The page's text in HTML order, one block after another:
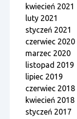
kwiecień 2021
luty 2021
styczeń 2021
czerwiec 2020
marzec 2020
listopad 2019
lipiec 2019
czerwiec 2018
kwiecień 2018
styczeń 2017